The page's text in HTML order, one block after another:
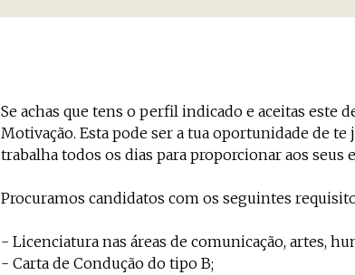
Se achas que tens o perfil indicado e aceitas este
Motivação. Esta pode ser a tua oportunidade de
trabalha todos os dias para proporcionar aos
Procuramos candidatos com os seguintes
- Licenciatura nas áreas de comunicação, artes,
- Carta de Condução do tipo B;